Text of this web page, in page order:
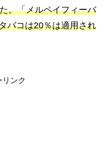
。「メルペイフィーバ
バコは20％は適用され
リンク